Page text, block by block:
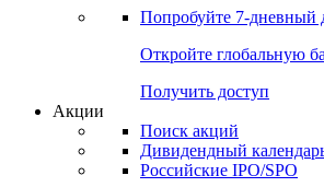
Попробуйте 7-дневный
Откройте глобальную
Получить доступ
Акции
Поиск акций
Дивидендный
Российские IPO/SPO